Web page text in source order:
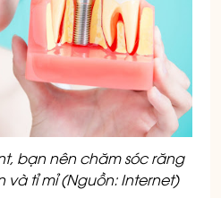
bạn nên chăm sóc răng
tỉ mỉ (Nguồn: Internet)